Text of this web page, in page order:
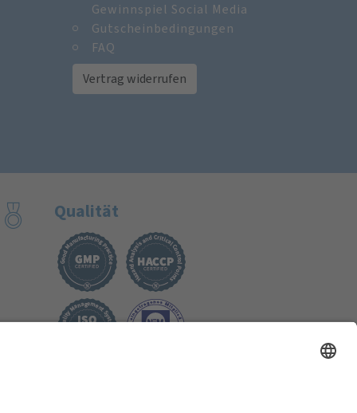
Gewinnspiel Social Media
Gutscheinbedingungen
FAQ
Vertrag widerrufen
Qualität